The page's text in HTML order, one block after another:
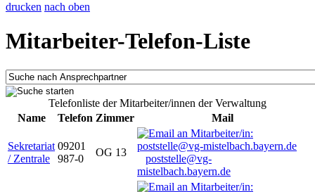
drucken nach oben
Mitarbeiter-Telefon-Liste
Telefonliste der Mitarbeiter/innen der Verwaltung
Name
Telefon Zimmer Mail
Sekretariat
/ Zentrale
09201
987-0
OG 13
poststelle@vg-
mistelbach.bayern.de